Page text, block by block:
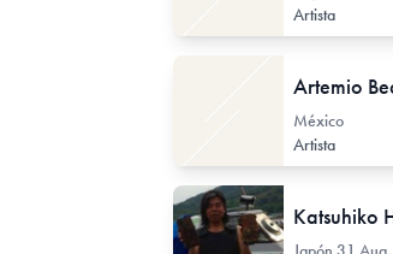
Artista
Artemio
México
Artista
Katsuhiko